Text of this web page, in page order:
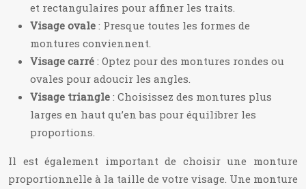
et rectangulaires pour affiner les traits.
Visage ovale : Presque toutes les formes de
montures conviennent.
Visage carré : Optez pour des montures rondes ou
ovales pour adoucir les angles.
Visage triangle : Choisissez des montures plus
larges en haut qu’en bas pour équilibrer les
proportions.
Il est également important de choisir une monture
proportionnelle à la taille de votre visage. Une monture